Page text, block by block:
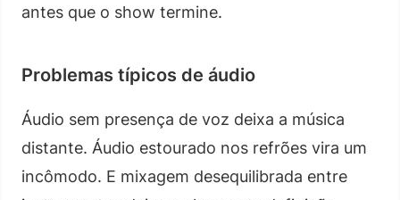
antes que o show termine.
Problemas típicos de áudio
Áudio sem presença de voz deixa a música
distante. Áudio estourado nos refrões vira um
incômodo. E mixagem desequilibrada entre